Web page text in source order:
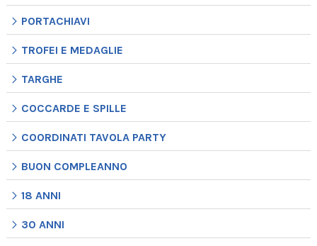
PORTACHIAVI
TROFEI E MEDAGLIE
TARGHE
COCCARDE E SPILLE
COORDINATI TAVOLA PARTY
BUON COMPLEANNO
18 ANNI
30 ANNI